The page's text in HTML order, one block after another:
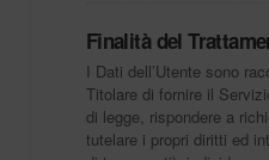
Finalità del
I Dati dell’Utente sono
Titolare di fornire il
di legge, rispondere a
tutelare i propri diritti ed